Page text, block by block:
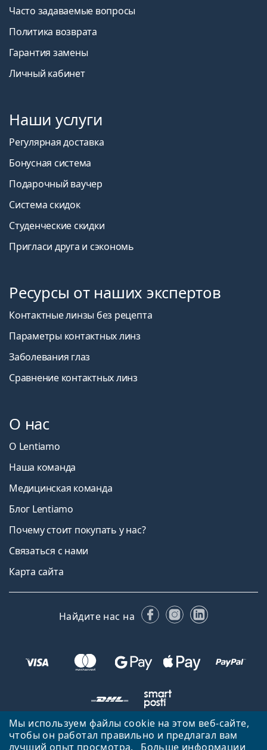
Мы используем файлы cookie на этом веб-сайте,
чтобы он работал правильно и предлагал вам
лучший опыт просмотра.
Больше информации
Часто задаваемые вопросы
Политика возврата
Гарантия замены
Личный кабинет
Наши услуги
Регулярная доставка
Бонусная система
Подарочный ваучер
Система скидок
Студенческие скидки
Пригласи друга и сэкономь
Ресурсы от наших экспертов
Контактные линзы без рецепта
Параметры контактных линз
Заболевания глаз
Сравнение контактных линз
О нас
О Lentiamo
Наша команда
Медицинская команда
Блог Lentiamo
Почему стоит покупать у нас?
Связаться с нами
Карта сайта
Найдите нас на FacebookInstagram
LinkedIn
Вернуться на главную страницу
Вверх